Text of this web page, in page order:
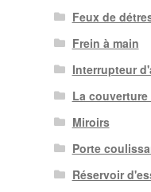
Feux de
Frein à main
Interrupteur
La couverture
Miroirs
Porte
Réservoir